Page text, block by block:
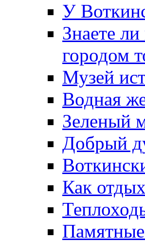
У
Знаете
городом
Музей
Водная
Зеленый
Добрый
Как